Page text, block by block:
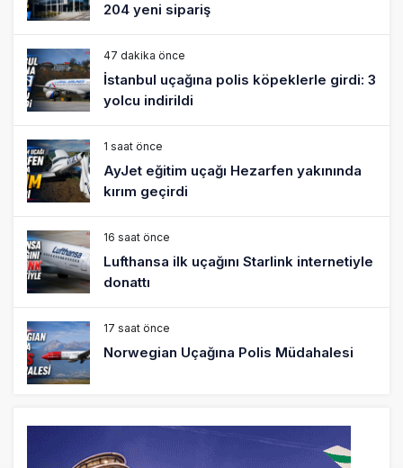
kırım geçirdi
16 saat önce
Lufthansa ilk uçağını Starlink internetiyle
donattı
17 saat önce
Norwegian Uçağına Polis Müdahalesi
18 saat önce
British Airways A380 seferlerini yüzde
28 azaltıyor
19 saat önce
Çiti aştı, bakım uçağına girdi: Uyurken
İki hayalet uçak, iki farklı görev: F-117 ve
B-2